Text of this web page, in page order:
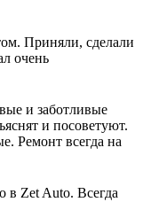
Приняли, сделали
очень
и заботливые
и посоветуют.
Ремонт всегда на
в Zet Auto. Всегда